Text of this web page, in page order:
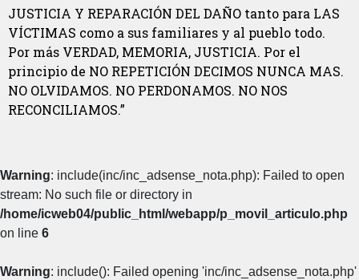
JUSTICIA Y REPARACIÓN DEL DAÑO tanto para LAS
VÍCTIMAS como a sus familiares y al pueblo todo.
Por más VERDAD, MEMORIA, JUSTICIA. Por el
principio de NO REPETICIÓN DECIMOS NUNCA MAS.
NO OLVIDAMOS. NO PERDONAMOS. NO NOS
RECONCILIAMOS.”
Warning: include(inc/inc_adsense_nota.php): Failed to open
stream: No such file or directory in
/home/icweb04/public_html/webapp/p_movil_articulo.php
on line 6
Warning: include(): Failed opening 'inc/inc_adsense_nota.php'